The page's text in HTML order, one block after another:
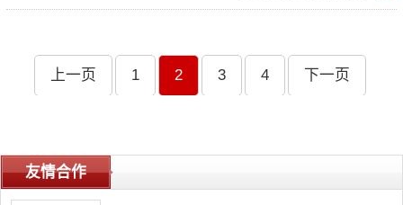
上一页 1 2 3 4 下一页
友情合作